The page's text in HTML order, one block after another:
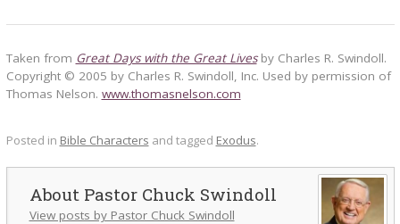
Taken from Great Days with the Great Lives by Charles R. Swindoll.
Copyright © 2005 by Charles R. Swindoll, Inc. Used by permission of
Thomas Nelson. www.thomasnelson.com
Posted in Bible Characters and tagged Exodus.
Pastor Chuck Swindoll
View posts by Pastor Chuck Swindoll